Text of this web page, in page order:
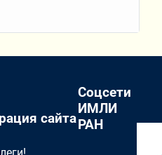
сайта
Соцсети
ИМЛИ
РАН